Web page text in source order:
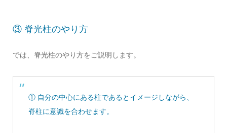
③ 脊光柱のやり方
では、脊光柱のやり方をご説明します。
① 自分の中心にある柱であるとイメージしながら、
脊柱に意識を合わせます。